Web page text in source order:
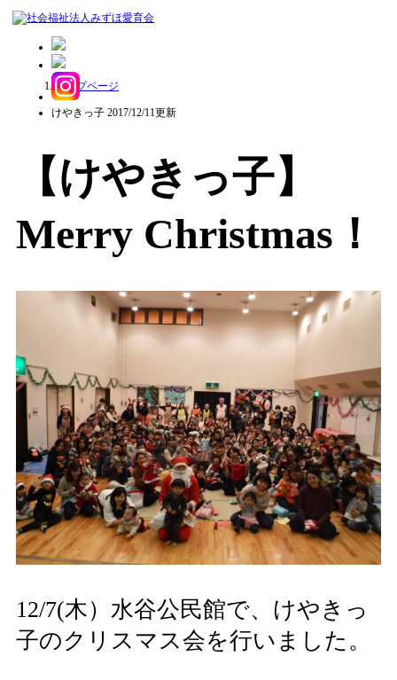
トップページ
【けやきっ子】 Merry Christmas！
けやきっ子 2017/12/11更新
【けやきっ子】
Merry Christmas！
12/7(木）水谷公民館で、けやきっ
子のクリスマス会を行いました。